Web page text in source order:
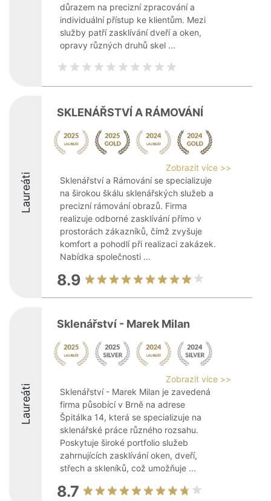
důrazem na precizní zpracování a
individuální přístup ke klientům. Mezi
služby patří zasklívání dveří a oken,
opravy různých druhů skel ...
Laureáti
SKLENÁŘSTVÍ A RÁMOVÁNÍ
Zobrazit více >>
Sklenářství a Rámování se specializuje
na širokou škálu sklenářských služeb a
precizní rámování obrazů. Firma
realizuje odborné zasklívání přímo v
prostorách zákazníků, čímž zvyšuje
komfort a pohodlí při realizaci zakázek.
Nabídka společnosti ...
8.9
Laureáti
Sklenářství - Marek Milan
Zobrazit více >>
Sklenářství - Marek Milan je zavedená
firma působící v Brně na adrese
Špitálka 14, která se specializuje na
sklenářské práce různého rozsahu.
Poskytuje široké portfolio služeb
zahrnujících zasklívání oken, dveří,
střech a skleníků, což umožňuje ...
8.7